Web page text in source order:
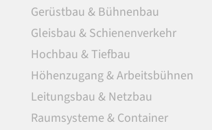
Gerüstbau & Bühnenbau
Gleisbau & Schienenverkehr
Hochbau & Tiefbau
Höhenzugang & Arbeitsbühnen
Leitungsbau & Netzbau
Raumsysteme & Container